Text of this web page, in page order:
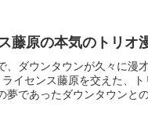
藤原の本気のトリオ
、ダウンタウンが久々に漫
イセンス藤原を交えた、
であったダウンタウンと